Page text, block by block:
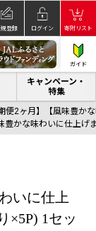
規登録 ログイン 寄附リスト
ガイド
キャンペーン・
特集
期便2ヶ月】【風味豊か
豊かな味わいに仕上げ
いに仕上
×5P) 1セッ